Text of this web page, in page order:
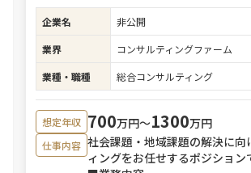
企業名
非公開
業界
コンサルティングファーム
業種・職種
総合コンサルティング
想定年収 700万円〜1300万円
仕事内容 社会課題・地域課題の解決に向
ィングをお任せするポジション